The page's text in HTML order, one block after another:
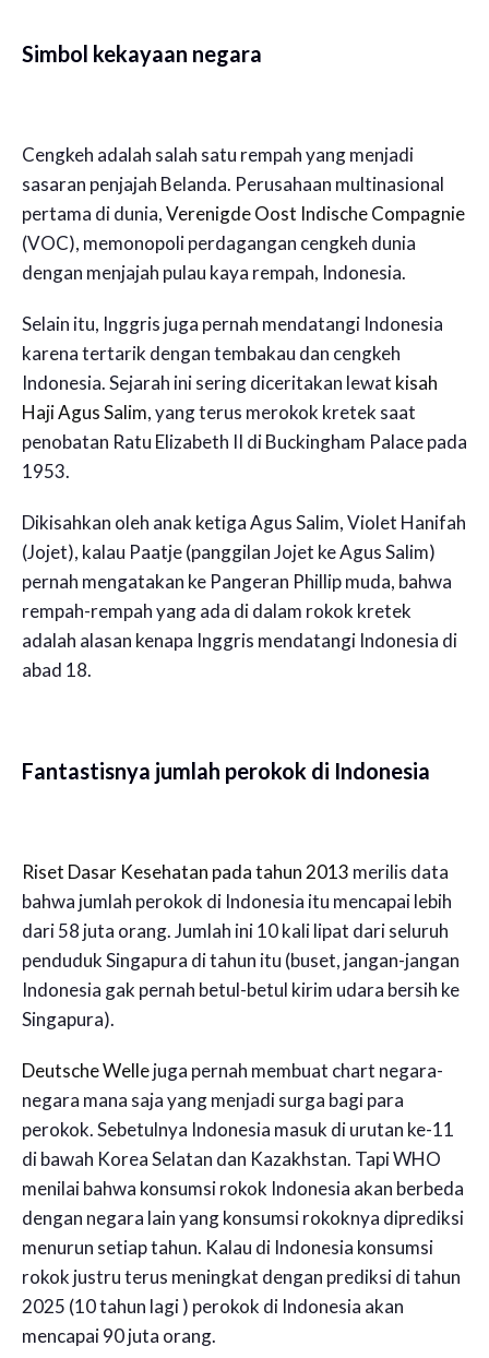
Simbol kekayaan negara
Cengkeh adalah salah satu rempah yang menjadi
sasaran penjajah Belanda. Perusahaan multinasional
pertama di dunia,Verenigde Oost Indische Compagnie
(VOC), memonopoli perdagangan cengkeh dunia
dengan menjajah pulau kaya rempah, Indonesia.
Selain itu, Inggris juga pernah mendatangi Indonesia
karena tertarik dengan tembakau dan cengkeh
Indonesia. Sejarah ini sering diceritakan lewat kisah
Haji Agus Salim, yang terus merokok kretek saat
penobatan Ratu Elizabeth II di Buckingham Palace pada
1953.
Dikisahkan oleh anak ketiga Agus Salim, Violet Hanifah
(Jojet), kalau Paatje (panggilan Jojet ke Agus Salim)
pernah mengatakan ke Pangeran Phillip muda, bahwa
rempah-rempah yang ada di dalam rokok kretek
adalah alasan kenapa Inggris mendatangi Indonesia di
abad 18.
Fantastisnya jumlah perokok di Indonesia
Riset Dasar Kesehatan pada tahun 2013 merilis data
bahwa jumlah perokok di Indonesia itu mencapai lebih
dari 58 juta orang. Jumlah ini 10 kali lipat dari seluruh
penduduk Singapura di tahun itu (buset, jangan-jangan
Indonesia gak pernah betul-betul kirim udara bersih ke
Singapura).
Deutsche Wellejuga pernah membuat chart negara-
negara mana saja yang menjadi surga bagi para
perokok. Sebetulnya Indonesia masuk di urutan ke-11
di bawah Korea Selatan dan Kazakhstan. Tapi WHO
menilai bahwa konsumsi rokok Indonesia akan berbeda
dengan negara lain yang konsumsi rokoknya diprediksi
menurun setiap tahun. Kalau di Indonesia konsumsi
rokok justru terus meningkat dengan prediksi di tahun
2025 (10 tahun lagi ) perokok di Indonesia akan
mencapai 90 juta orang.